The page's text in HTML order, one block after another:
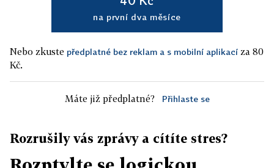
na první dva měsíce
Nebo zkuste předplatné bez reklam a s mobilní aplikací za 80
Kč.
Máte již předplatné? Přihlaste se
Rozrušily vás zprávy a cítíte stres?